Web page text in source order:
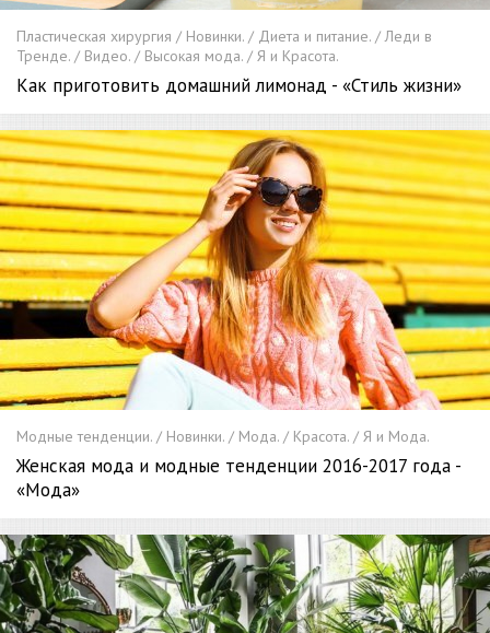
Пластическая хирургия / Новинки. / Диета и питание. / Леди в
Тренде. / Видео. / Высокая мода. / Я и Красота.
Как приготовить домашний лимонад - «Стиль жизни»
Модные тенденции. / Новинки. / Мода. / Красота. / Я и Мода.
Женская мода и модные тенденции 2016-2017 года -
«Мода»